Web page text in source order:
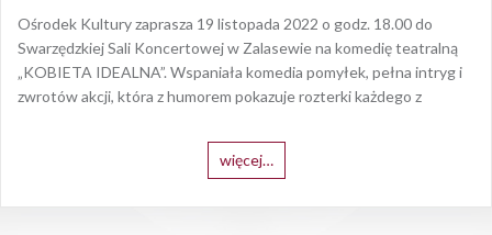
Ośrodek Kultury zaprasza 19 listopada 2022 o godz. 18.00 do
Swarzędzkiej Sali Koncertowej w Zalasewie na komedię teatralną
„KOBIETA IDEALNA”. Wspaniała komedia pomyłek, pełna intryg i
zwrotów akcji, która z humorem pokazuje rozterki każdego z
więcej…